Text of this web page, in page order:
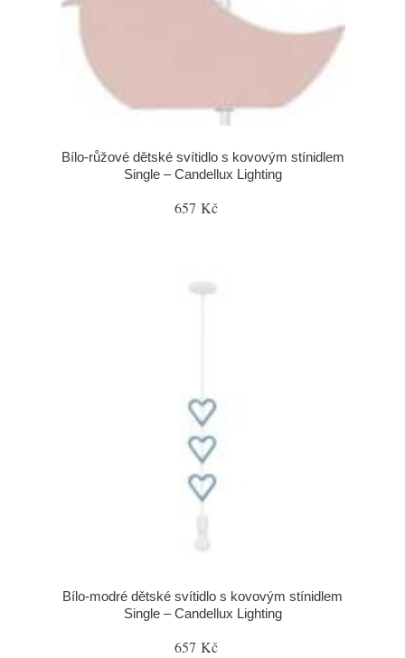
Bílo-růžové dětské svítidlo s kovovým stínidlem
Single – Candellux Lighting
657 Kč
Bílo-modré dětské svítidlo s kovovým stínidlem
Single – Candellux Lighting
657 Kč